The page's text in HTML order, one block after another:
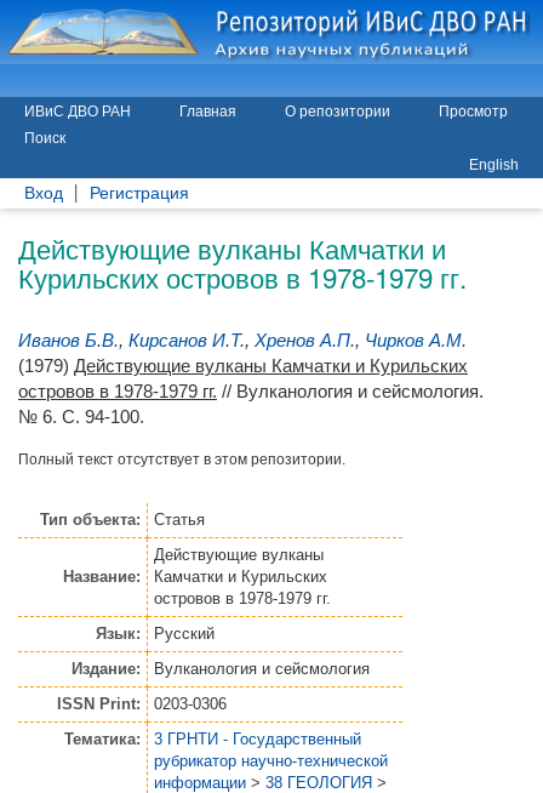
ИВиС ДВО РАН Главная О репозитории
Просмотр
Поиск
English
Вход Регистрация
Действующие вулканы Камчатки и
Курильских островов в 1978-1979 гг.
Иванов Б.В., Кирсанов И.Т., Хренов А.П., Чирков А.М.
(1979) Действующие вулканы Камчатки и Курильских
островов в 1978-1979 гг. // Вулканология и сейсмология.
№ 6. С. 94-100.
Полный текст отсутствует в этом репозитории.
Тип объекта: Статья
Название:
Действующие вулканы
Камчатки и Курильских
островов в 1978-1979 гг.
Язык:
Русский
Издание:
Вулканология и сейсмология
ISSN Print:
0203-0306
Тематика:
3 ГРНТИ - Государственный
рубрикатор научно-технической
информации > 38 ГЕОЛОГИЯ >